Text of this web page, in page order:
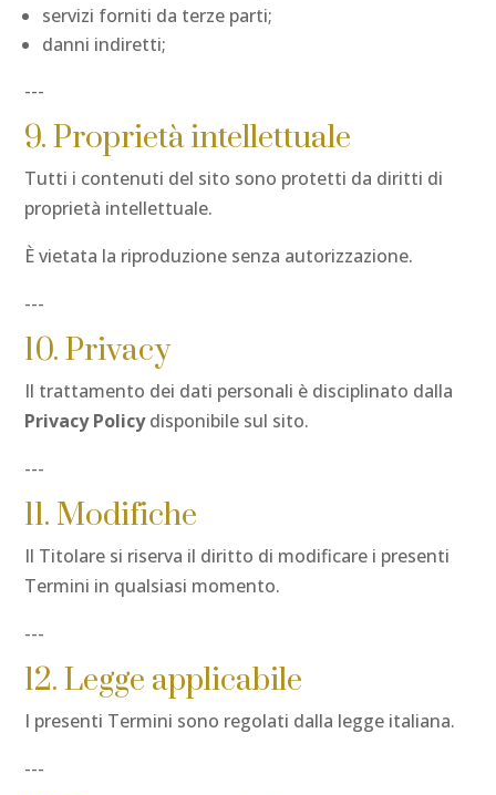
servizi forniti da terze parti;
danni indiretti;
---
9. Proprietà intellettuale
Tutti i contenuti del sito sono protetti da diritti di
proprietà intellettuale.
È vietata la riproduzione senza autorizzazione.
---
10. Privacy
Il trattamento dei dati personali è disciplinato dalla
Privacy Policydisponibile sul sito.
---
11. Modifiche
Il Titolare si riserva il diritto di modificare i presenti
Termini in qualsiasi momento.
---
12. Legge applicabile
I presenti Termini sono regolati dalla legge italiana.
---